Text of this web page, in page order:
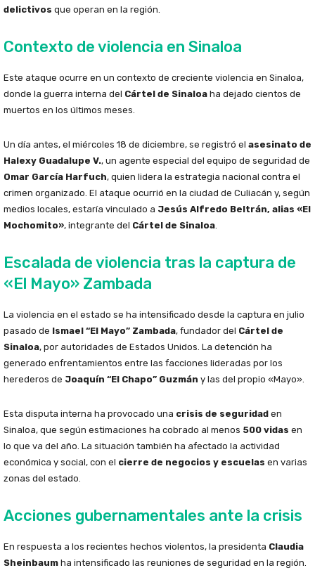
delictivos que operan en la región.
Contexto de violencia en Sinaloa
Este ataque ocurre en un contexto de creciente violencia en Sinaloa,
donde la guerra interna del Cártel de Sinaloa ha dejado cientos de
muertos en los últimos meses.
Un día antes, el miércoles 18 de diciembre, se registró el asesinato de
Halexy Guadalupe V., un agente especial del equipo de seguridad de
Omar García Harfuch, quien lidera la estrategia nacional contra el
crimen organizado. El ataque ocurrió en la ciudad de Culiacán y, según
medios locales, estaría vinculado a Jesús Alfredo Beltrán, alias «El
Mochomito», integrante del Cártel de Sinaloa.
Escalada de violencia tras la captura de
«El Mayo» Zambada
La violencia en el estado se ha intensificado desde la captura en julio
pasado de Ismael “El Mayo” Zambada, fundador del Cártel de
Sinaloa, por autoridades de Estados Unidos. La detención ha
generado enfrentamientos entre las facciones lideradas por los
herederos de Joaquín “El Chapo” Guzmán y las del propio «Mayo».
Esta disputa interna ha provocado una crisis de seguridad en
Sinaloa, que según estimaciones ha cobrado al menos 500 vidas en
lo que va del año. La situación también ha afectado la actividad
económica y social, con el cierre de negocios y escuelas en varias
zonas del estado.
Acciones gubernamentales ante la crisis
En respuesta a los recientes hechos violentos, la presidenta Claudia
Sheinbaum ha intensificado las reuniones de seguridad en la región.